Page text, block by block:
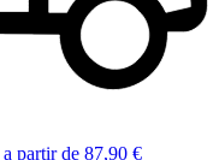
a partir de 87,90 €